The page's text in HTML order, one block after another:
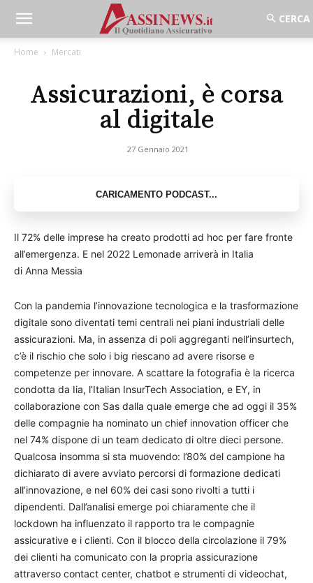
Home Mercati
Assicurazioni, è corsa
al digitale
27 Gennaio 2021
Il 72% delle imprese ha creato prodotti ad hoc per fare fronte
all’emergenza. E nel 2022 Lemonade arriverà in Italia
di Anna Messia
Con la pandemia l’innovazione tecnologica e la trasformazione
digitale sono diventati temi centrali nei piani industriali delle
assicurazioni. Ma, in assenza di poli aggreganti nell’insurtech,
c’è il rischio che solo i big riescano ad avere risorse e
competenze per innovare. A scattare la fotografia è la ricerca
condotta da Iia, l’Italian InsurTech Association, e EY, in
collaborazione con Sas dalla quale emerge che ad oggi il 35%
delle compagnie ha nominato un chief innovation officer che
nel 74% dispone di un team dedicato di oltre dieci persone.
Qualcosa insomma si sta muovendo: l’80% del campione ha
dichiarato di avere avviato percorsi di formazione dedicati
all’innovazione, e nel 60% dei casi sono rivolti a tutti i
dipendenti. Dall’analisi emerge poi chiaramente che il
lockdown ha influenzato il rapporto tra le compagnie
assicurative e i clienti. Con il blocco della circolazione il 79%
dei clienti ha comunicato con la propria assicurazione
attraverso contact center, chatbot e strumenti di videochat,